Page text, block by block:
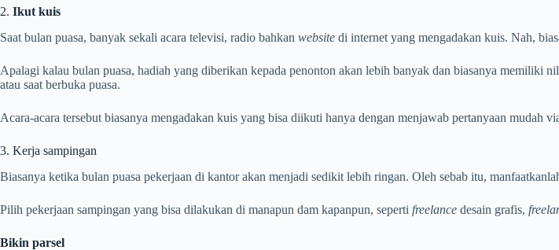
2. Ikut kuis
Saat bulan puasa, banyak sekali acara televisi, radio bahkan website di internet yang mengadakan kuis. Nah,
Apalagi kalau bulan puasa, hadiah yang diberikan kepada penonton akan lebih banyak dan biasanya
atau saat berbuka puasa.
Acara-acara tersebut biasanya mengadakan kuis yang bisa diikuti hanya dengan menjawab pertanyaan
3. Kerja sampingan
Biasanya ketika bulan puasa pekerjaan di kantor akan menjadi sedikit lebih ringan. Oleh sebab itu,
Pilih pekerjaan sampingan yang bisa dilakukan di manapun dam kapanpun, seperti freelance desain grafis,
Bikin parsel